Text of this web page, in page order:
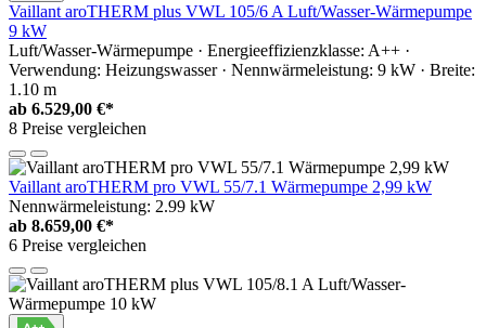
Vaillant aroTHERM plus VWL 105/6 A Luft/Wasser-Wärmepumpe
9 kW
Luft/Wasser-Wärmepumpe · Energieeffizienzklasse: A++ ·
Verwendung: Heizungswasser · Nennwärmeleistung: 9 kW · Breite:
1.10 m
ab 6.529,00 €*
8 Preise vergleichen
Vaillant aroTHERM pro VWL 55/7.1 Wärmepumpe 2,99 kW
Nennwärmeleistung: 2.99 kW
ab 8.659,00 €*
6 Preise vergleichen